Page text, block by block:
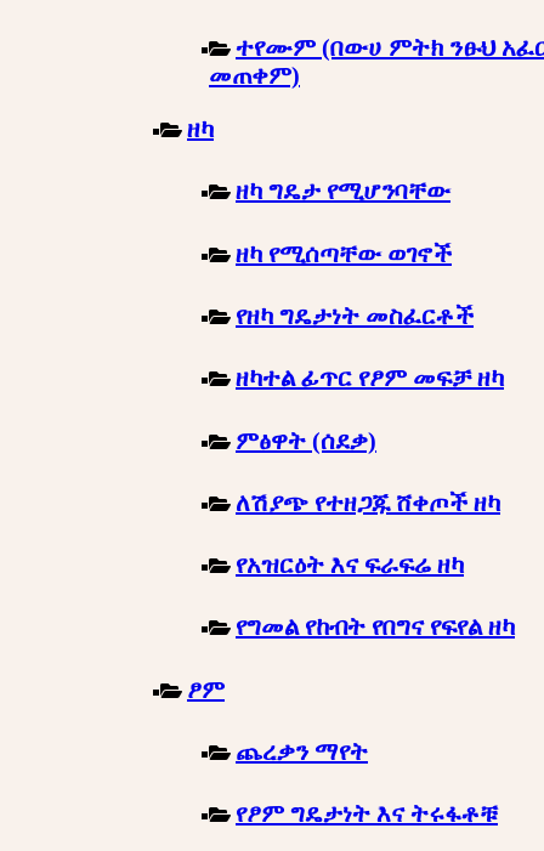
ተየሙም (በውሀ ምትክ ንፁህ
መጠቀም)
ዘካ
ዘካ ግዴታ የሚሆንባቸው
ዘካ የሚሰጣቸው ወገኖች
የዘካ ግዴታነት መስፈርቶች
ዘካተል ፊጥር የፆም መፍቻ ዘካ
ምፅዋት (ሰደቃ)
ለሽያጭ የተዘጋጁ ሸቀጦች ዘካ
የአዝርዕት እና ፍራፍሬ ዘካ
የግመል የከብት የበግና የፍየል ዘካ
ፆም
ጨረቃን ማየት
የፆም ግዴታነት እና ትሩፋቶቹ